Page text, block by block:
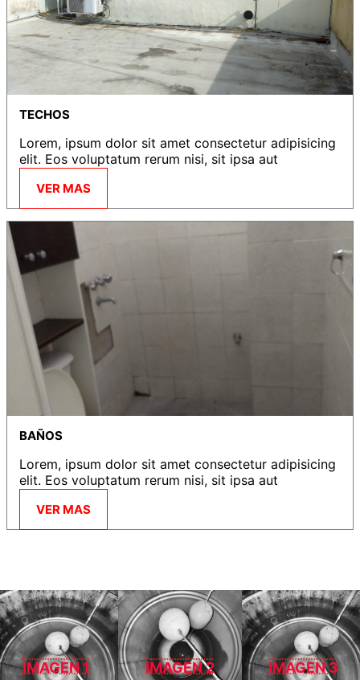
TECHOS
Lorem, ipsum dolor sit amet consectetur adipisicing
elit. Eos voluptatum rerum nisi, sit ipsa aut
VER MAS
BAÑOS
Lorem, ipsum dolor sit amet consectetur adipisicing
elit. Eos voluptatum rerum nisi, sit ipsa aut
VER MAS
IMAGEN 1 IMAGEN 2 IMAGEN 3